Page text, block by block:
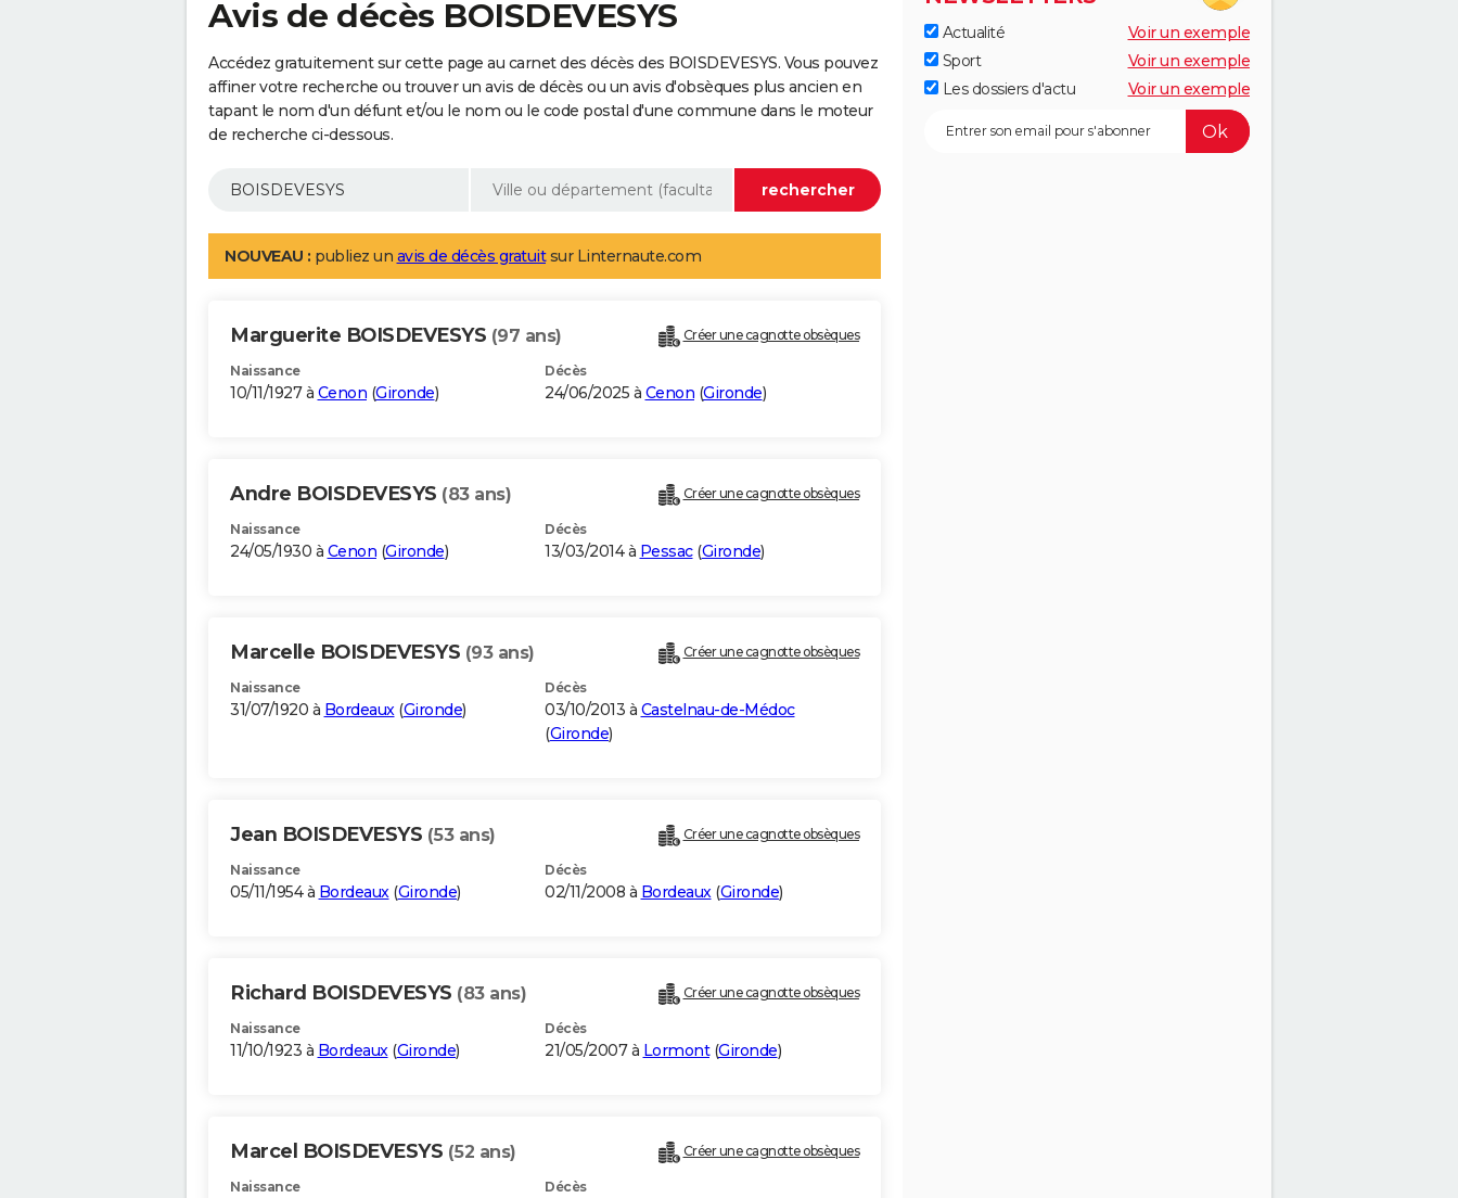
Avis de décès BOISDEVESYS
Accédez gratuitement sur cette page au carnet des décès des BOISDEVESYS. Vous pouvez
affiner votre recherche ou trouver un avis de décès ou un avis d'obsèques plus ancien en
tapant le nom d'un défunt et/ou le nom ou le code postal d'une commune dans le moteur
de recherche ci-dessous.
NOUVEAU : publiez un avis de décès gratuitsur Linternaute.com
Marguerite BOISDEVESYS (97 ans) Créer une cagnotte obsèques
Naissance
10/11/1927 à Cenon (Gironde)
Décès
24/06/2025 à Cenon (Gironde)
Andre BOISDEVESYS (83 ans) Créer une cagnotte obsèques
Naissance
24/05/1930 à Cenon (Gironde)
Décès
13/03/2014 à Pessac(Gironde)
Marcelle BOISDEVESYS (93 ans) Créer une cagnotte obsèques
Naissance
31/07/1920 à Bordeaux(Gironde)
Décès
03/10/2013 à Castelnau-de-Médoc
(Gironde)
Jean BOISDEVESYS (53 ans) Créer une cagnotte obsèques
Naissance
05/11/1954 à Bordeaux(Gironde)
Décès
02/11/2008 à Bordeaux(Gironde)
Richard BOISDEVESYS (83 ans) Créer une cagnotte obsèques
Naissance
11/10/1923 à Bordeaux(Gironde)
Décès
21/05/2007 à Lormont(Gironde)
Marcel BOISDEVESYS (52 ans) Créer une cagnotte obsèques
Naissance Décès
Actualité
Voir un exemple
Sport
Voir un exemple
Les dossiers d'actu
Voir un exemple